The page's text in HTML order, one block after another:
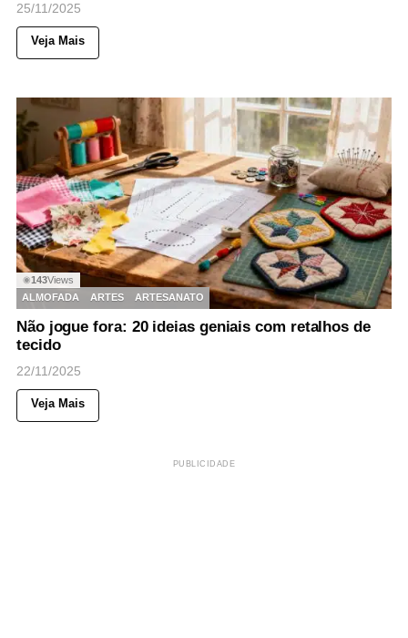
25/11/2025
Veja Mais
◉143Views
ALMOFADA
ARTES ARTESANATO
Não jogue fora: 20 ideias geniais com retalhos de
tecido
22/11/2025
Veja Mais
PUBLICIDADE